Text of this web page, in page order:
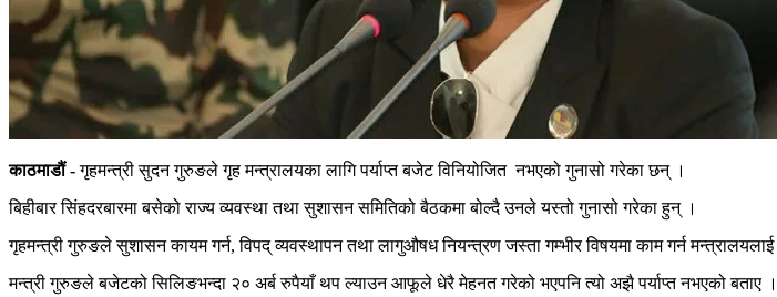
काठमाडौं -गृहमन्त्री सुदन गुरुङले गृह मन्त्रालयका लागि पर्याप्त बजेट विनियोजित नभएको गुनासो गरेका छन् ।
बिहीबार सिंहदरबारमा बसेको राज्य व्यवस्था तथा सुशासन समितिको बैठकमा बोल्दै उनले यस्तो गुनासो गरेका हुन् ।
गृहमन्त्री गुरुङले सुशासन कायम गर्न, विपद् व्यवस्थापन तथा लागुऔषध नियन्त्रण जस्ता गम्भीर विषयमा काम गर्न
मन्त्री गुरुङले बजेटको सिलिङभन्दा २० अर्ब रुपैयाँ थप ल्याउन आफूले धेरै मेहनत गरेको भएपनि त्यो अझै पर्याप्त नभएको बताए ।